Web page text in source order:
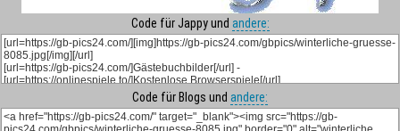
Code für Jappy und andere:
Code für Blogs und andere: